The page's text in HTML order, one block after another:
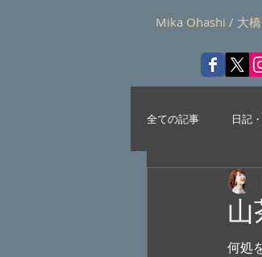
Mika Ohashi / 大
全ての記事 日記
何処